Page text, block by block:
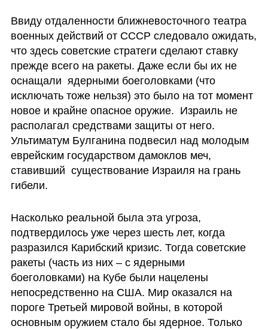
Ввиду отдаленности ближневосточного театра
военных действий от СССР следовало ожидать,
что здесь советские стратеги сделают ставку
прежде всего на ракеты. Даже если бы их не
оснащали  ядерными боеголовками (что
исключать тоже нельзя) это было на тот момент
новое и крайне опасное оружие.  Израиль не
располагал средствами защиты от него.
Ультиматум Булганина подвесил над молодым
еврейским государством дамоклов меч,
ставивший  существование Израиля на грань
гибели.
Насколько реальной была эта угроза,
подтвердилось уже через шесть лет, когда
разразился Карибский кризис. Тогда советские
ракеты (часть из них – с ядерными
боеголовками) на Кубе были нацелены
непосредственно на США. Мир оказался на
пороге Третьей мировой войны, в которой
основным оружием стало бы ядерное. Только